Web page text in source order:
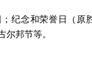
纪念和荣誉日（原
尔邦节等。